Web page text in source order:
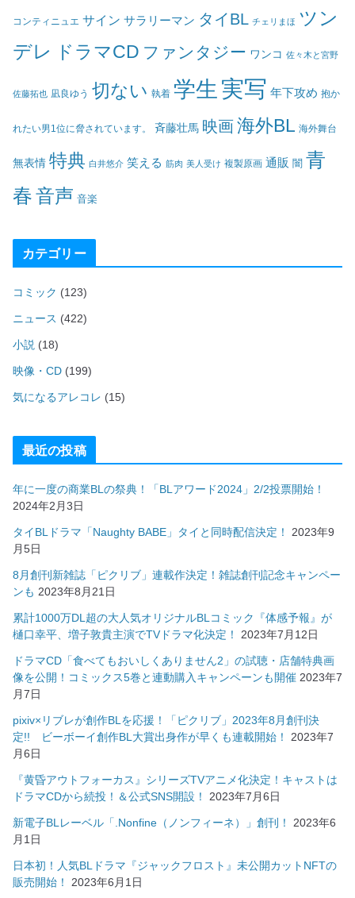
コンティニュエ サイン サラリーマン タイBL チェリまほ ツン
デレ
ドラマCD ファンタジー ワンコ 佐々木と宮野
佐藤拓也 凪良ゆう 切ない 執着 学生 実写 年下攻め 抱か
れたい男1位に脅されています。 斉藤壮馬 映画海外BL 海外舞台
無表情 特典 白井悠介 笑える 筋肉 美人受け 複製原画 通販 闇 青
春音声 音楽
カテゴリー
コミック (123)
ニュース (422)
小説 (18)
映像・CD (199)
気になるアレコレ (15)
最近の投稿
年に一度の商業BLの祭典！「BLアワード2024」2/2投票開始！
2024年2月3日
タイBLドラマ「Naughty BABE」タイと同時配信決定！
2023年9
月5日
8月創刊新雑誌「ピクリブ」連載作決定！雑誌創刊記念キャンペー
ンも 2023年8月21日
累計1000万DL超の大人気オリジナルBLコミック『体感予報』が
樋口幸平、増子敦貴主演でTVドラマ化決定！
2023年7月12日
ドラマCD「食べてもおいしくありません2」の試聴・店舗特典画
像を公開！コミックス5巻と連動購入キャンペーンも開催 2023年7
月7日
pixiv×リブレが創作BLを応援！「ピクリブ」2023年8月創刊決
定!! ビーボーイ創作BL大賞出身作が早くも連載開始！
2023年7
月6日
『黄昏アウトフォーカス』シリーズTVアニメ化決定！キャストは
ドラマCDから続投！＆公式SNS開設！
2023年7月6日
新電子BLレーベル「.Nonfine（ノンフィーネ）」創刊！
2023年6
月1日
日本初！人気BLドラマ『ジャックフロスト』未公開カットNFTの
販売開始！
2023年6月1日